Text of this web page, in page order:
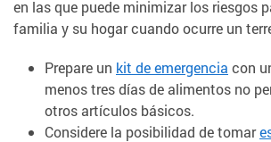
en las que puede minimizar los riesgos
familia y su hogar cuando ocurre un
Prepare un kit de emergencia con
menos tres días de alimentos no
otros artículos básicos.
Considere la posibilidad de tomar